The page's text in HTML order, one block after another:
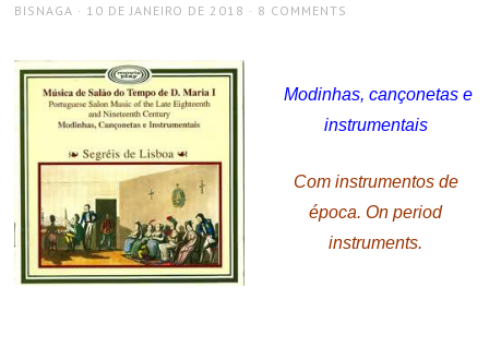
AUTHOR
BISNAGA
POSTED
10 DE JANEIRO DE 2018 8 COMMENTS
Modinhas, cançonetas e
instrumentais
Com instrumentos de
época. On period
instruments.